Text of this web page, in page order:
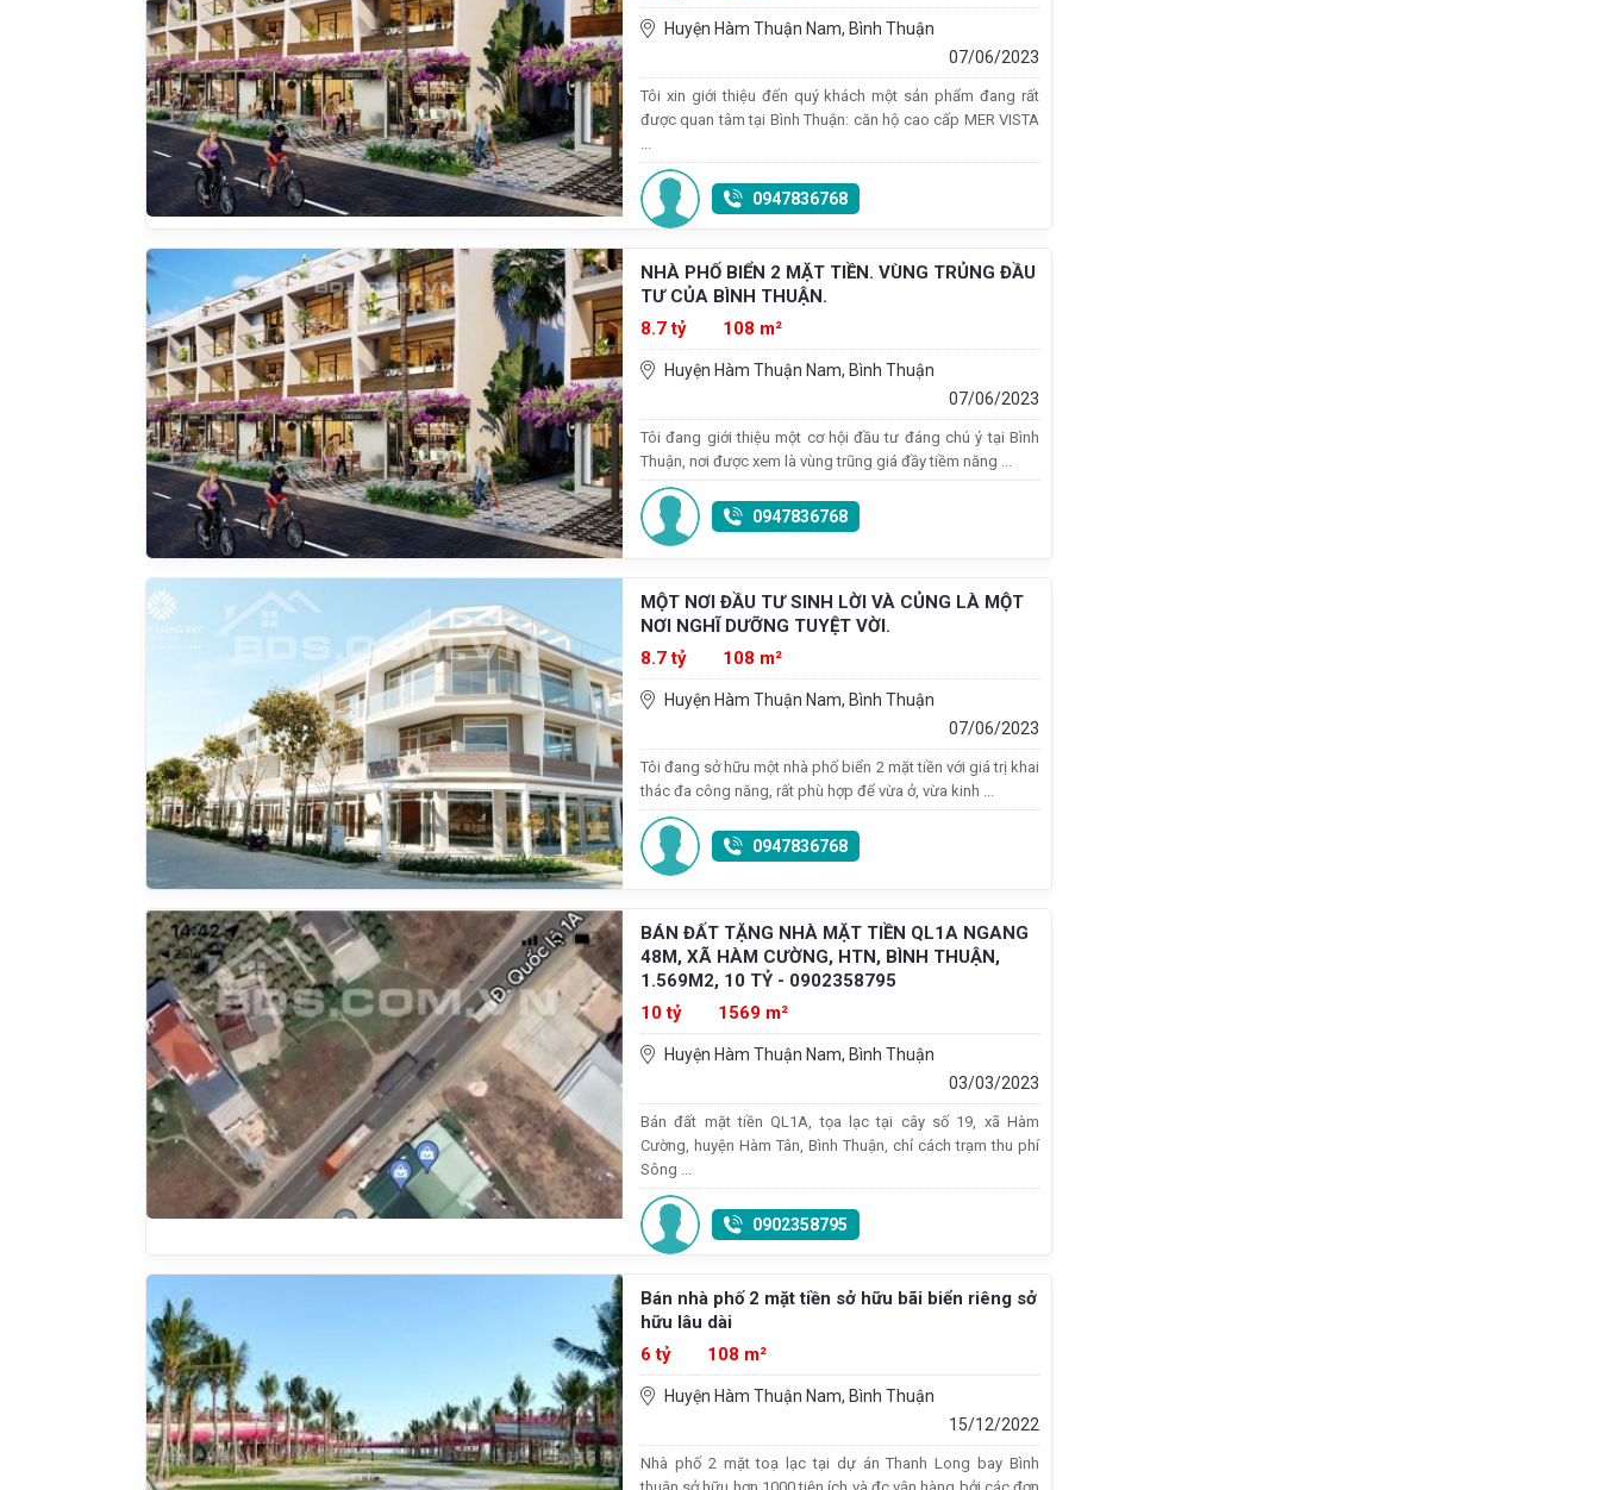
Huyện Hàm Thuận Nam, Bình Thuận
07/06/2023
Tôi xin giới thiệu đến quý khách một sản phẩm đang rất
được quan tâm tại Bình Thuận: căn hộ cao cấp MER VISTA
0947836768
NHÀ PHỐ BIỂN 2 MẶT TIỀN. VÙNG TRỦNG ĐẦU
TƯ CỦA BÌNH THUẬN.
8.7 tỷ
108 m²
Huyện Hàm Thuận Nam, Bình Thuận
07/06/2023
Tôi đang giới thiệu một cơ hội đầu tư đáng chú ý tại Bình
Thuận, nơi được xem là vùng trũng giá đầy tiềm năng ...
0947836768
MỘT NƠI ĐẦU TƯ SINH LỜI VÀ CỦNG LÀ MỘT
NƠI NGHĨ DƯỠNG TUYỆT VỜI.
8.7 tỷ
108 m²
Huyện Hàm Thuận Nam, Bình Thuận
07/06/2023
Tôi đang sở hữu một nhà phố biển 2 mặt tiền với giá trị khai
thác đa công năng, rất phù hợp để vừa ở, vừa kinh ...
0947836768
BÁN ĐẤT TẶNG NHÀ MẶT TIỀN QL1A NGANG
48M, XÃ HÀM CƯỜNG, HTN, BÌNH THUẬN,
1.569M2, 10 TỶ - 0902358795
10 tỷ
1569 m²
Huyện Hàm Thuận Nam, Bình Thuận
03/03/2023
Bán đất mặt tiền QL1A, tọa lạc tại cây số 19, xã Hàm
Cường, huyện Hàm Tân, Bình Thuận, chỉ cách trạm thu phí
Sông ...
0902358795
Bán nhà phố 2 mặt tiền sở hữu bãi biển riêng sở
hữu lâu dài
6 tỷ
108 m²
Huyện Hàm Thuận Nam, Bình Thuận
15/12/2022
Nhà phố 2 mặt toạ lạc tại dự án Thanh Long bay Bình